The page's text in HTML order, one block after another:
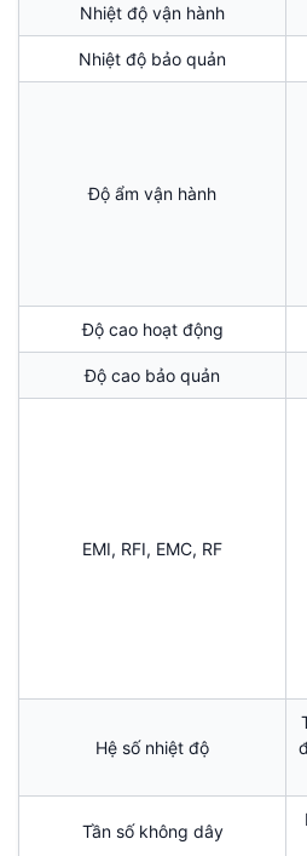
Nhiệt độ vận hành
Nhiệt độ bảo quản
Độ ẩm vận hành
Độ cao hoạt động
Độ cao bảo quản
EMI, RFI, EMC, RF
Hệ số nhiệt độ
Tần số không dây